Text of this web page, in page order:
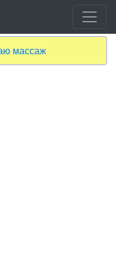
массаж